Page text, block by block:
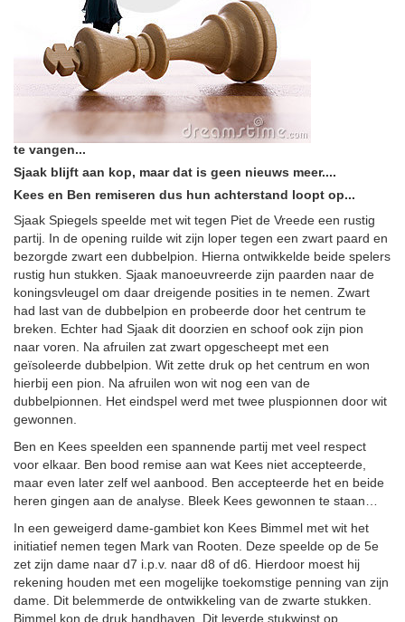
te vangen...
Sjaak blijft aan kop, maar dat is geen nieuws meer....
Kees en Ben remiseren dus hun achterstand loopt op...
Sjaak Spiegels speelde met wit tegen Piet de Vreede een rustig
partij. In de opening ruilde wit zijn loper tegen een zwart paard en
bezorgde zwart een dubbelpion. Hierna ontwikkelde beide spelers
rustig hun stukken. Sjaak manoeuvreerde zijn paarden naar de
koningsvleugel om daar dreigende posities in te nemen. Zwart
had last van de dubbelpion en probeerde door het centrum te
breken. Echter had Sjaak dit doorzien en schoof ook zijn pion
naar voren. Na afruilen zat zwart opgescheept met een
geïsoleerde dubbelpion. Wit zette druk op het centrum en won
hierbij een pion. Na afruilen won wit nog een van de
dubbelpionnen. Het eindspel werd met twee pluspionnen door wit
gewonnen.
Ben en Kees speelden een spannende partij met veel respect
voor elkaar. Ben bood remise aan wat Kees niet accepteerde,
maar even later zelf wel aanbood. Ben accepteerde het en beide
heren gingen aan de analyse. Bleek Kees gewonnen te staan…
In een geweigerd dame-gambiet kon Kees Bimmel met wit het
initiatief nemen tegen Mark van Rooten. Deze speelde op de 5e
zet zijn dame naar d7 i.p.v. naar d8 of d6. Hierdoor moest hij
rekening houden met een mogelijke toekomstige penning van zijn
dame. Dit belemmerde de ontwikkeling van de zwarte stukken.
Bimmel kon de druk handhaven. Dit leverde stukwinst op